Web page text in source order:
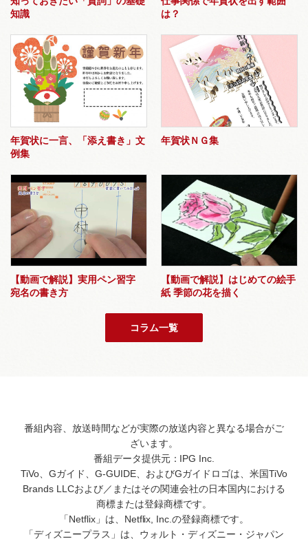
知識
は？
年賀状に一言、「添え書き」文
例集
年賀状ＮＧ集
【動画で解説】実用ペン習字
宛名の書き方
【動画で解説】はじめての絵手
紙 季節の花を描く
コラム一覧
番組内容、放送時間などが実際の放送内容と異なる場合がご
ざいます。
番組データ提供元：IPG Inc.
TiVo、Gガイド、G-GUIDE、およびGガイドロゴは、米国TiVo
Brands LLCおよび／またはその関連会社の日本国内における
商標または登録商標です。
「Netflix」は、Netflix, Inc.の登録商標です。
「ディズニープラス」は、ウォルト・ディズニー・ジャパン